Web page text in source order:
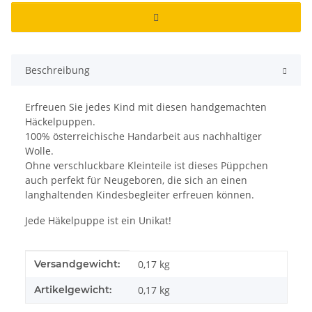
Beschreibung
Erfreuen Sie jedes Kind mit diesen handgemachten
Häckelpuppen.
100% österreichische Handarbeit aus nachhaltiger
Wolle.
Ohne verschluckbare Kleinteile ist dieses Püppchen
auch perfekt für Neugeboren, die sich an einen
langhaltenden Kindesbegleiter erfreuen können.
Jede Häkelpuppe ist ein Unikat!
Produkteigenschaft
Wert
Versandgewicht: 0,17 kg
Artikelgewicht: 0,17 kg